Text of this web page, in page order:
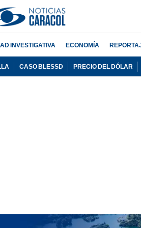
INVESTIGATIVA ECONOMÍA
CASO BLESSD PRECIO DEL DÓLAR